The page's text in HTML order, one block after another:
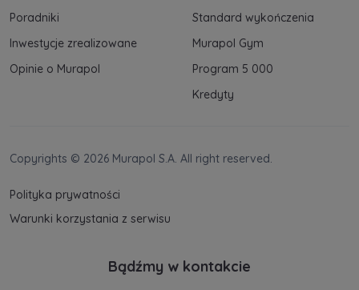
Poradniki
Inwestycje zrealizowane
Opinie o Murapol
Standard wykończenia
Murapol Gym
Program 5 000
Kredyty
Copyrights © 2026 Murapol S.A. All right reserved.
Polityka prywatności
Warunki korzystania z serwisu
Bądźmy w kontakcie